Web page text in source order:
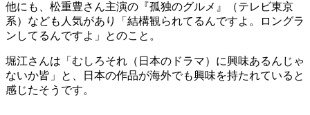
他にも、松重豊さん主演の『孤独のグルメ』（テレビ東京
系）なども人気があり「結構観られてるんですよ。ロングラ
ンしてるんですよ」とのこと。
堀江さんは「むしろそれ（日本のドラマ）に興味あるんじゃ
ないか皆」と、日本の作品が海外でも興味を持たれていると
感じたそうです。